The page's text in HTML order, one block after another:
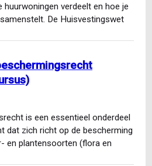
huurwoningen verdeelt en hoe je
De Huisvestingswet
is een essentieel onderdeel
dat zich richt op de bescherming
en plantensoorten (flora en